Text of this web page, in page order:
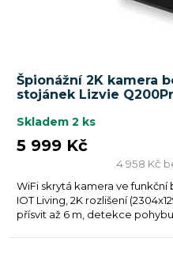
Špionážní 2K kamera
stojánek Lizvie
Skladem 2 ks
4 958 Kč
5 999 Kč
WiFi skrytá kamera ve
IOT Living, 2K rozlišení
přísvit až 6 m, detekce